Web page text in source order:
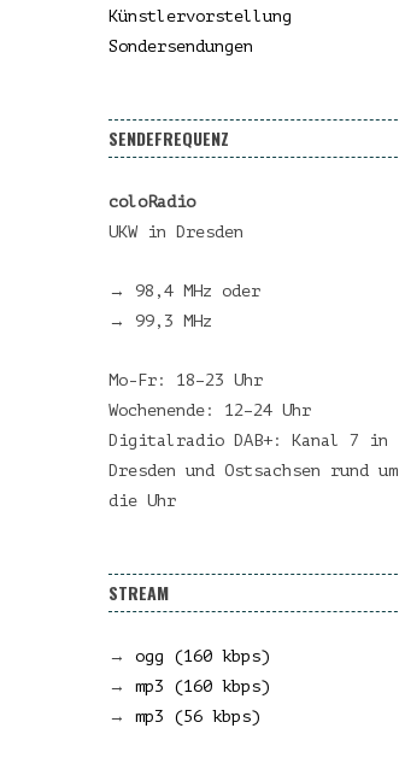
Künstlervorstellung
Sondersendungen
SENDEFREQUENZ
coloRadio
UKW in Dresden
→ 98,4 MHz oder
→ 99,3 MHz
Mo-Fr: 18–23 Uhr
Wochenende: 12–24 Uhr
Digitalradio DAB+: Kanal 7 in
Dresden und Ostsachsen rund um
die Uhr
STREAM
→ ogg (160 kbps)
→ mp3 (160 kbps)
→ mp3 (56 kbps)